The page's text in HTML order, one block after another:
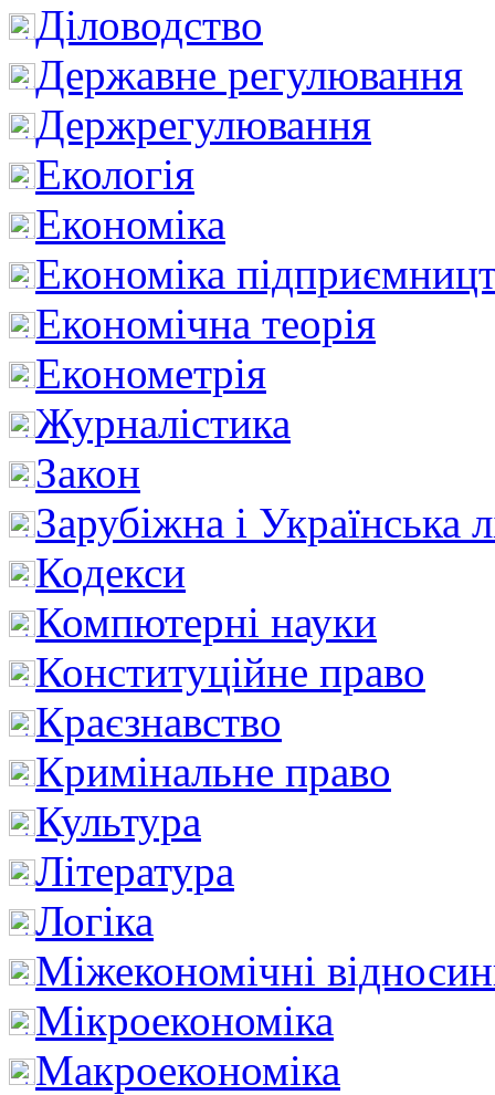
Діловодство
Державне регулювання
Держрегулювання
Екологія
Економіка
Економіка
Економічна теорія
Економетрія
Журналістика
Закон
Зарубіжна і Українська
Кодекси
Компютерні науки
Конституційне право
Краєзнавство
Кримінальне право
Культура
Література
Логіка
Міжекономічні
Мікроекономіка
Макроекономіка